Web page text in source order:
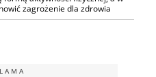
zagrożenie dla zdrowia